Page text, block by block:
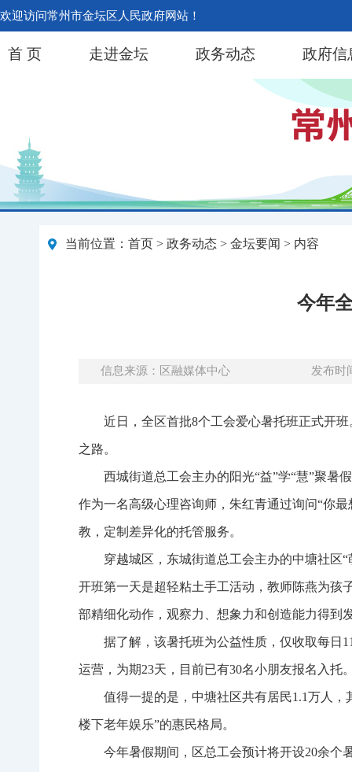
欢迎访问常州市金坛区人民政府网站！
首 页 走进金坛 政务动态 政府信
当前位置： 首页 > 政务动态 > 金坛要闻 > 内容
今年
信息来源：区融媒体中心 发布时
近日，全区首批8个工会爱心暑托班正式开
之路。
西城街道总工会主办的阳光“益”学“慧”聚
作为一名高级心理咨询师，朱红青通过询问“你
教，定制差异化的托管服务。
穿越城区，东城街道总工会主办的中塘社区
开班第一天是超轻粘土手工活动，教师陈燕为孩
部精细化动作，观察力、想象力和创造能力得到
据了解，该暑托班为公益性质，仅收取每日
运营，为期23天，目前已有30名小朋友报名入托
值得一提的是，中塘社区共有居民1.1万人
楼下老年娱乐”的惠民格局。
今年暑假期间，区总工会预计将开设20余个